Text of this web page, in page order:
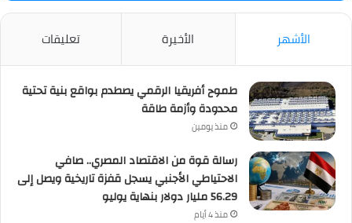
الأشهر الأخيرة تعليقات
طموح أفريقيا الرقمي يصطدم بواقع بنية تحتية
محدودة وأزمة طاقة
منذ يومين
رسالة قوة من الاقتصاد المصري.. صافي
الاحتياطي الأجنبي يسجل قفزة تاريخية ويصل إلى
56.29 مليار دولار بنهاية يوليو
منذ 4 أيام